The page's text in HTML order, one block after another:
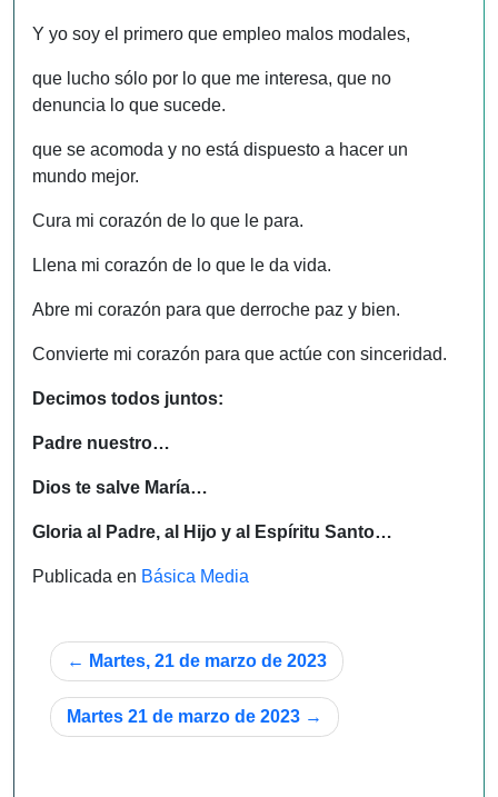
Y yo soy el primero que empleo malos modales,
que lucho sólo por lo que me interesa, que no
denuncia lo que sucede.
que se acomoda y no está dispuesto a hacer un
mundo mejor.
Cura mi corazón de lo que le para.
Llena mi corazón de lo que le da vida.
Abre mi corazón para que derroche paz y bien.
Convierte mi corazón para que actúe con sinceridad.
Decimos todos juntos:
Padre nuestro…
Dios te salve María…
Gloria al Padre, al Hijo y al Espíritu Santo…
Publicada en Básica Media
Navegación
de
entradas
Martes, 21 de marzo de 2023
Martes 21 de marzo de 2023